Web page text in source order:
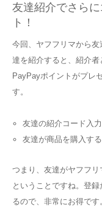
友達紹介でさら
ト！
今回、ヤフフリマから
達を紹介すると、紹介
PayPayポイントがプレ
す。
友達の紹介コード入
友達が商品を購入す
つまり、友達がヤフフ
ということですね。登
るので、非常にお得です